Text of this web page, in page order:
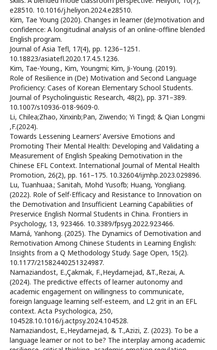
e28510. 10.1016/j.heliyon.2024.e28510.
Kim, Tae Young (2020). Changes in learner (de)motivation and
confidence: A longitudinal analysis of an online-offline blended
English program.
Journal of Asia Tefl, 17(4), pp. 1236–1251.
10.18823/asiatefl.2020.17.4.5.1236.
Kim, Tae-Young., Kim, Youngmi; Kim, Ji-Young. (2019).
Role of Resilience in (De) Motivation and Second Language
Proficiency: Cases of Korean Elementary School Students.
Journal of Psycholinguistic Research, 48(2), pp. 371–389.
10.1007/s10936-018-9609-0.
Li, Chilea;Zhao, Xinxinb;Pan, Ziwendo; Yi Tingd; & Qian Longmi
,F.(2024).
Towards Lessening Learners’ Aversive Emotions and
Promoting Their Mental Health: Developing and Validating a
Measurement of English Speaking Demotivation in the
Chinese EFL Context. International Journal of Mental Health
Promotion, 26(2), pp. 161–175. 10.32604/ijmhp.2023.029896.
Lu, Tuanhuaa.; Sanitah, Mohd Yusofb; Huang, Yongliang.
(2022). Role of Self-Efficacy and Resistance to Innovation on
the Demotivation and Insufficient Learning Capabilities of
Preservice English Normal Students in China. Frontiers in
Psychology, 13, 923466. 10.3389/fpsyg.2022.923466.
Mamá, Yanhong. (2025). The Dynamics of Demotivation and
Remotivation Among Chinese Students in Learning English:
Insights from a Q Methodology Study. Sage Open, 15(2).
10.1177/21582440251324987.
Namaziandost, E.,Çakmak, F.,Heydarnejad, &T.,Rezai, A.
(2024). The predictive effects of learner autonomy and
academic engagement on willingness to communicate,
foreign language learning self-esteem, and L2 grit in an EFL
context. Acta Psychologica, 250,
104528.10.1016/j.actpsy.2024.104528.
Namaziandost, E.,Heydarnejad, & T.,Azizi, Z. (2023). To be a
language learner or not to be? The interplay among academic